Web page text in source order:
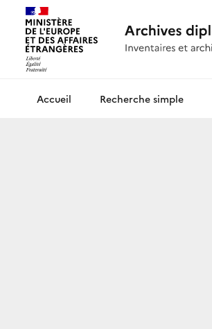
Archives diplomatiquesRecherche simple